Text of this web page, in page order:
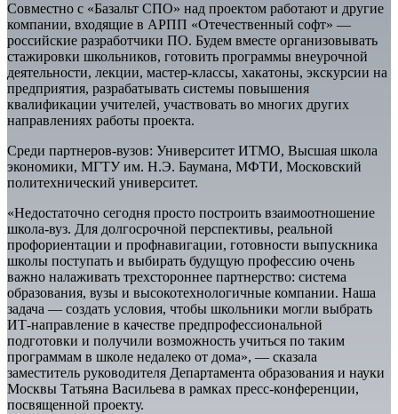
Совместно с «Базальт СПО» над проектом работают и другие
компании, входящие в АРПП «Отечественный софт» —
российские разработчики ПО. Будем вместе организовывать
стажировки школьников, готовить программы внеурочной
деятельности, лекции, мастер-классы, хакатоны, экскурсии на
предприятия, разрабатывать системы повышения
квалификации учителей, участвовать во многих других
направлениях работы проекта.
Среди партнеров-вузов: Университет ИТМО, Высшая школа
экономики, МГТУ им. Н.Э. Баумана, МФТИ, Московский
политехнический университет.
«Недостаточно сегодня просто построить взаимоотношение
школа-вуз. Для долгосрочной перспективы, реальной
профориентации и профнавигации, готовности выпускника
школы поступать и выбирать будущую профессию очень
важно налаживать трехстороннее партнерство: система
образования, вузы и высокотехнологичные компании. Наша
задача — создать условия, чтобы школьники могли выбрать
ИТ-направление в качестве предпрофессиональной
подготовки и получили возможность учиться по таким
программам в школе недалеко от дома», — сказала
заместитель руководителя Департамента образования и науки
Москвы Татьяна Васильева в рамках пресс-конференции,
посвященной проекту.